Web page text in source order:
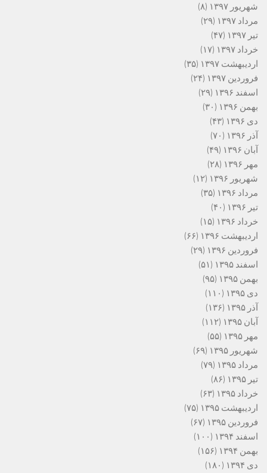
شهریور ۱۳۹۷
(۸)
مرداد ۱۳۹۷
(۲۹)
تیر ۱۳۹۷
(۴۷)
خرداد ۱۳۹۷
(۱۷)
اردیبهشت ۱۳۹۷
(۳۵)
فروردین ۱۳۹۷
(۲۴)
اسفند ۱۳۹۶
(۲۹)
بهمن ۱۳۹۶
(۳۰)
دی ۱۳۹۶
(۴۳)
آذر ۱۳۹۶
(۷۰)
آبان ۱۳۹۶
(۴۹)
مهر ۱۳۹۶
(۲۸)
شهریور ۱۳۹۶
(۱۲)
مرداد ۱۳۹۶
(۳۵)
تیر ۱۳۹۶
(۴۰)
خرداد ۱۳۹۶
(۱۵)
اردیبهشت ۱۳۹۶
(۶۶)
فروردین ۱۳۹۶
(۲۹)
اسفند ۱۳۹۵
(۵۱)
بهمن ۱۳۹۵
(۹۵)
دی ۱۳۹۵
(۱۱۰)
آذر ۱۳۹۵
(۱۳۶)
آبان ۱۳۹۵
(۱۱۲)
مهر ۱۳۹۵
(۵۵)
شهریور ۱۳۹۵
(۶۹)
مرداد ۱۳۹۵
(۷۹)
تیر ۱۳۹۵
(۸۶)
خرداد ۱۳۹۵
(۶۳)
اردیبهشت ۱۳۹۵
(۷۵)
فروردین ۱۳۹۵
(۶۷)
اسفند ۱۳۹۴
(۱۰۰)
بهمن ۱۳۹۴
(۱۵۶)
دی ۱۳۹۴
(۱۸۰)